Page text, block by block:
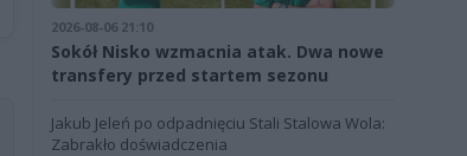
2026-08-06 21:10
Sokół Nisko wzmacnia atak. Dwa nowe
transfery przed startem sezonu
Jakub Jeleń po odpadnięciu Stali Stalowa Wola:
Zabrakło doświadczenia